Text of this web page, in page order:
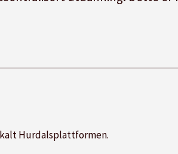
Hurdalsplattformen.